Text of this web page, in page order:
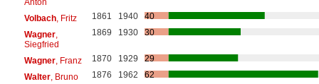
Volbach, Fritz 1861 1940
40
Wagner,
Siegfried
1869 1930 30
Wagner, Franz 1870 1929
29
Walter, Bruno 1876 1962
62